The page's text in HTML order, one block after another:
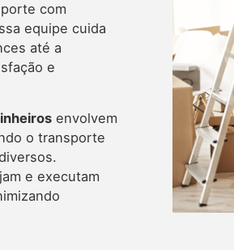
com
equipe cuida
até a
e
envolvem
o transporte
e executam